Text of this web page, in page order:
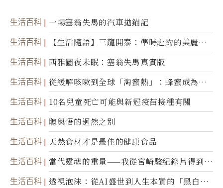
生活百科 一場塞翁失馬的汽車拋錨記
生活百科
【生活隨語】三龍開泰：準時赴約的美麗震
撼
生活百科 西雅圖夜未眠：塞翁失馬真實版
生活百科
從緩解咳嗽到全球「淘蜜熱」：蜂蜜成為健
康產業前沿商品
生活百科 10名兒童死亡可能與新冠疫苗接種有關
生活百科 聰與悟的迥然之別
生活百科 天然食材才是最佳的健康食品
生活百科
當代靈魂的重量——我從宮崎駿紀錄片得到的
省思
生活百科
透視泡沫：從AI盛世到人生本質的「黑白一